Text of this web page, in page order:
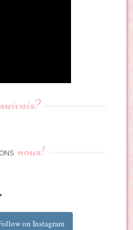
suivais?
nous!
on Instagram